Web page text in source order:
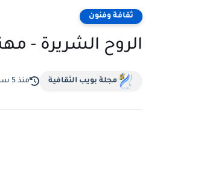
ثقافة وفنون
الروح الشريرة -
مجلة بويب الثقافية منذ 5 سنة